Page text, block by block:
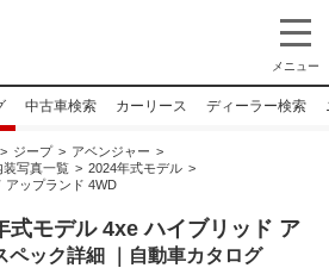
メニュー
中古車検索 カーリース ディーラー検索
ジープ
アベンジャー
装写真一覧
2024年式モデル
アップランド 4WD
式モデル 4xe ハイブリッド ア
ペック詳細 ｜自動車カタログ